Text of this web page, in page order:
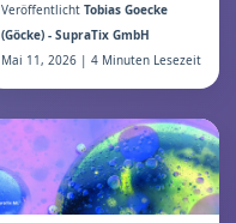
Veröffentlicht Tobias Goecke
(Göcke) - SupraTix GmbH
Mai 11, 2026 | 4 Minuten Lesezeit